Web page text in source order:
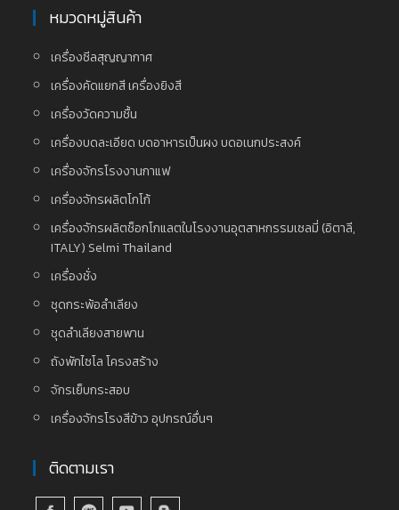
หมวดหมู่สินค้า
เครื่องซีลสุญญากาศ
เครื่องคัดแยกสี เครื่องยิงสี
เครื่องวัดความชื้น
เครื่องบดละเอียด บดอาหารเป็นผง บดอเนกประสงค์
เครื่องจักรโรงงานกาแฟ
เครื่องจักรผลิตโกโก้
เครื่องจักรผลิตช็อกโกแลตในโรงงานอุตสาหกรรมเซลมี่ (อิตาลี,
ITALY) Selmi Thailand
เครื่องชั่ง
ชุดกระพ้อลำเลียง
ชุดลำเลียงสายพาน
ถังพักไซโล โครงสร้าง
จักรเย็บกระสอบ
เครื่องจักรโรงสีข้าว อุปกรณ์อื่นๆ
ติดตามเรา